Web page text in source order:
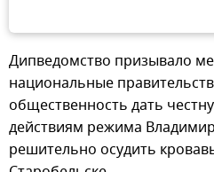
Дипведомство призывало
национальные
общественность дать
действиям режима
решительно осудить